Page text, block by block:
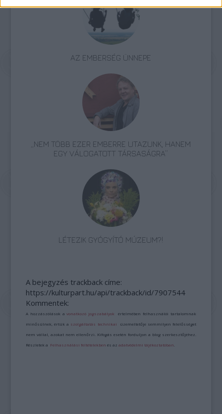
AZ EMBERSÉG ÜNNEPE
„NEM TÖBB EZER EMBERRE UTAZUNK, HANEM
EGY VÁLOGATOTT TÁRSASÁGRA”
LÉTEZIK GYÓGYÍTÓ MÚZEUM?!
A bejegyzés trackback címe:
https://kulturpart.hu/api/trackback/id/7907544
Kommentek:
A hozzászólások avonatkozó jogszabályok értelmében felhasználói tartalomnak
minősülnek, értük a szolgáltatás technikai üzemeltetője semmilyen felelősséget
nem vállal, azokat nem ellenőrzi. Kifogás esetén forduljon a blog szerkesztőjéhez.
Részletek a Felhasználási feltételekben és azadatvédelmi tájékoztatóban